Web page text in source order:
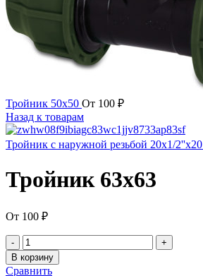
Тройник 50х50 От 100 ₽
Назад к товарам
Тройник с наружной резьбой 20х1/2''x20
Тройник 63х63
От 100 ₽
Количество
товара
Тройник
В корзину
Сравнить